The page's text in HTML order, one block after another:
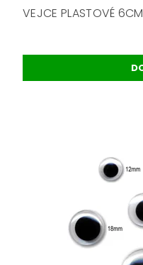
VEJCE PLASTOVÉ 6CM